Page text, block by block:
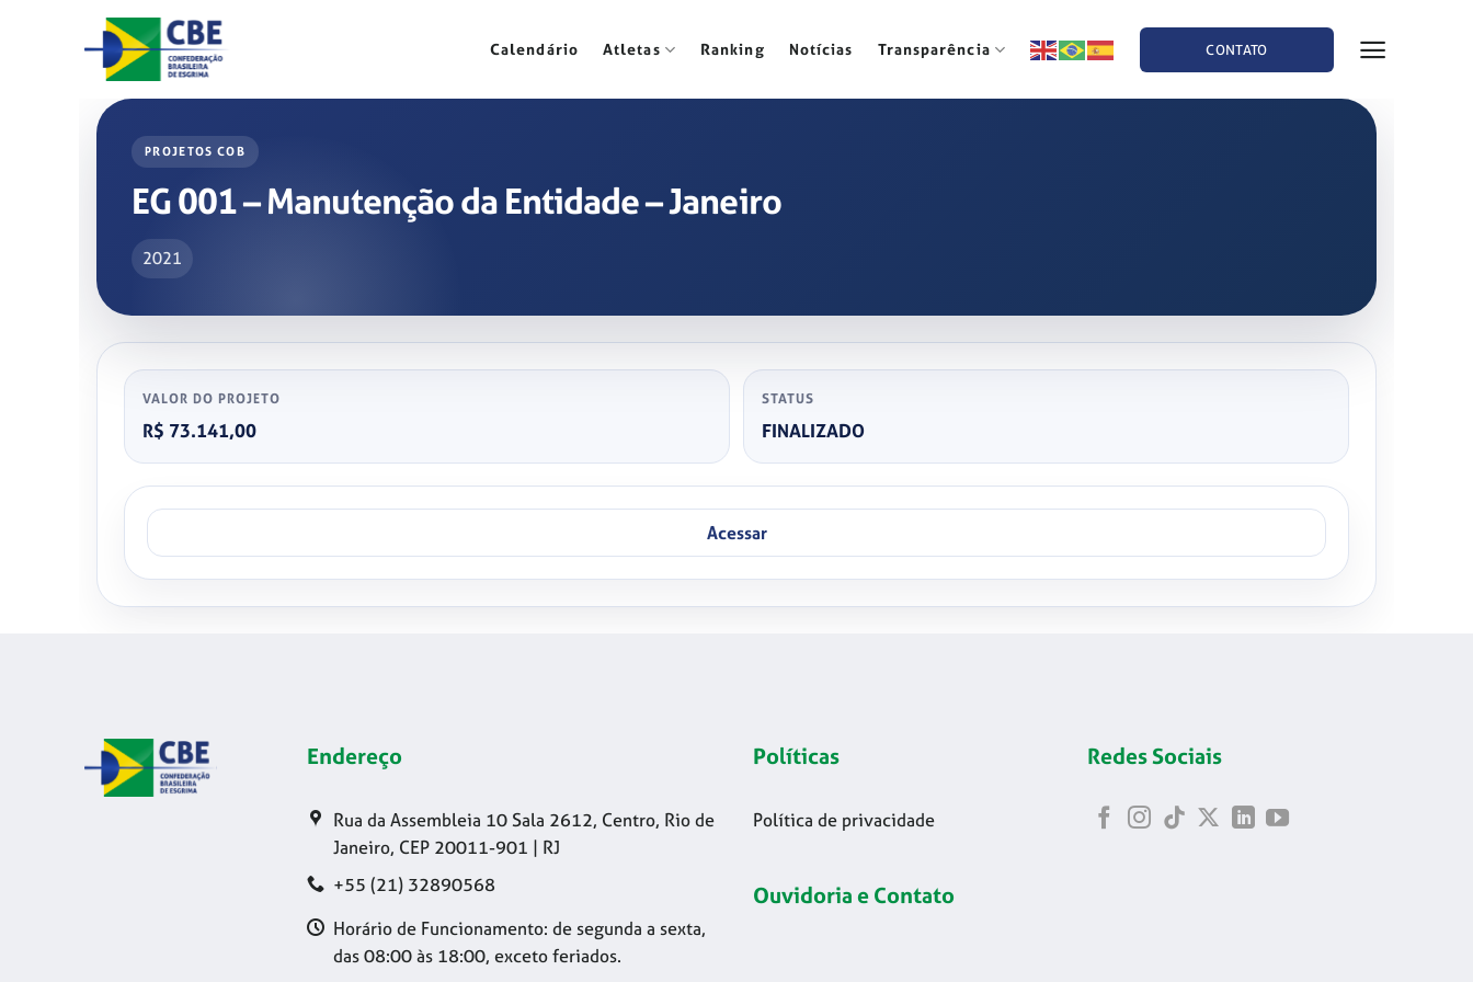
Calendário Atletas Ranking Notícias Transparência CONTATO
PROJETOS COB
EG 001 – Manutenção da Entidade – Janeiro
2021
VALOR DO PROJETO
R$ 73.141,00
STATUS
FINALIZADO
Acessar
Endereço
Rua da Assembleia 10 Sala 2612, Centro, Rio de
Janeiro, CEP 20011-901 | RJ
+55 (21) 32890568
Horário de Funcionamento: de segunda a sexta,
das 08:00 às 18:00, exceto feriados.
Políticas
Política de privacidade
Ouvidoria e Contato
Redes Sociais